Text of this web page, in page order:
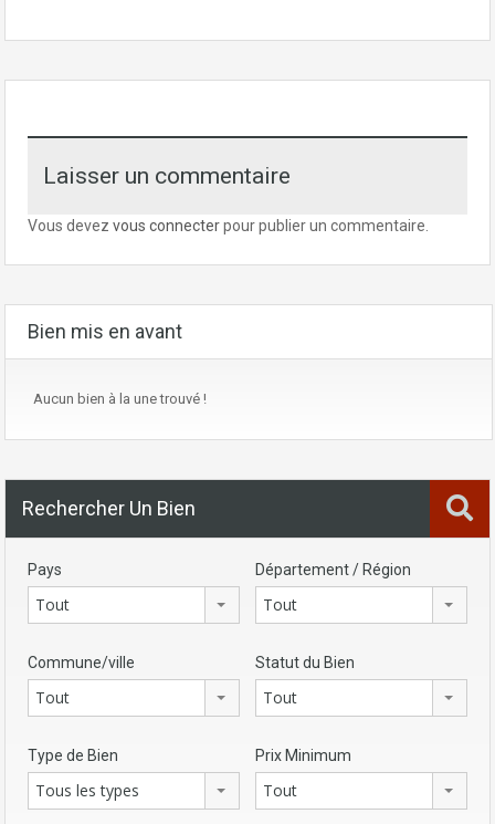
Laisser un commentaire
Vous devez vous connecterpour publier un commentaire.
Bien mis en avant
Aucun bien à la une trouvé !
Rechercher Un Bien
Pays
Tout
Département / Région
Tout
Commune/ville
Tout
Statut du Bien
Tout
Type de Bien
Tous les types
Prix Minimum
Tout